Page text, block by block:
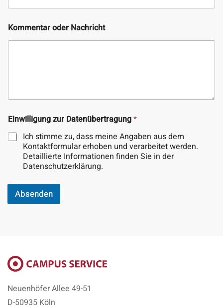
Kommentar oder Nachricht
a
m
e
i
l
g
K
o
m
e
Einwilligung zur Datenübertragung*
Ich stimme zu, dass meine Angaben aus dem
Kontaktformular erhoben und verarbeitet werden.
Detaillierte Informationen finden Sie in der
Datenschutzerklärung.
Absenden
Neuenhöfer Allee 49-51
D-50935 Köln